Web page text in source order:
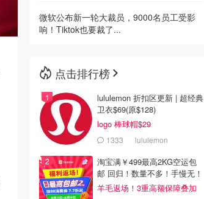
微软公布新一轮大裁员，9000名员工受影
响！Tiktok也要裁了...
点击排行榜
lululemon 折扣区更新 | 超经典
卫衣$69(原$128)
logo 棒球帽$29
1333 lululemon
淘宝满￥499最高2KG空运包
邮 回归！数量不多！手慢无！
羊毛返场！3重高额保障叠加